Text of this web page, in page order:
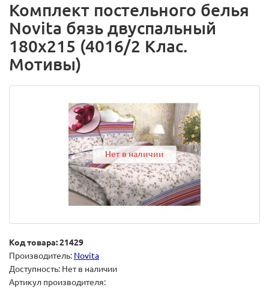
Комплект постельного белья
Novita бязь двуспальный
180х215 (4016/2 Клас.
Мотивы)
Нет в наличии
Код товара: 21429
Производитель: Novita
Доступность: Нет в наличии
Артикул производителя: